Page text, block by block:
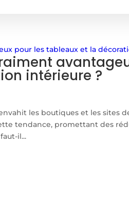
intérieure ?
les boutiques et les sites
tendance, promettant des
il...